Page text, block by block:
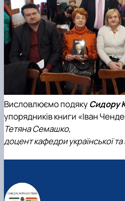
Висловлюємо подякуСидору
упорядників книги «Іван
Тетяна Семашко,
доцент кафедри української